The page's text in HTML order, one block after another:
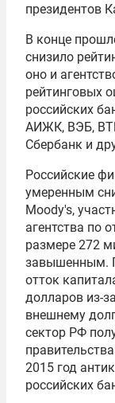
президентов
В конце
снизило
оно и
рейтинговых
российских
АИЖК, ВЭБ,
Сбербанк и
Российские
умеренным
Moody's,
агентства по
размере 272
завышенным.
отток
долларов из-
внешнему
сектор РФ
2015 год
российских